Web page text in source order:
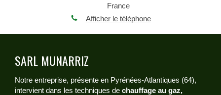
France
Afficher le téléphone
SARL MUNARRIZ
Notre entreprise, présente en Pyrénées-Atlantiques (64),
intervient dans les techniques de chauffage au gaz,